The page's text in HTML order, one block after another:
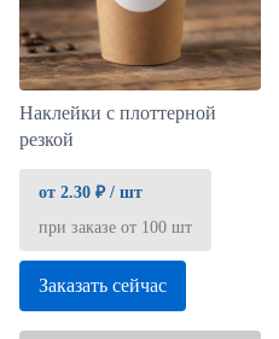
Наклейки с плоттерной
резкой
от 2.30 ₽ / шт
при заказе от 100 шт
Заказать сейчас